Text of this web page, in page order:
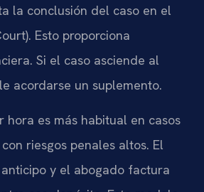
la conclusión del caso en el
Esto proporciona
Si el caso asciende al
acordarse un suplemento.
hora es más habitual en casos
riesgos penales altos. El
y el abogado factura